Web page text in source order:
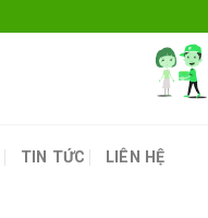
TIN TỨC LIÊN HỆ